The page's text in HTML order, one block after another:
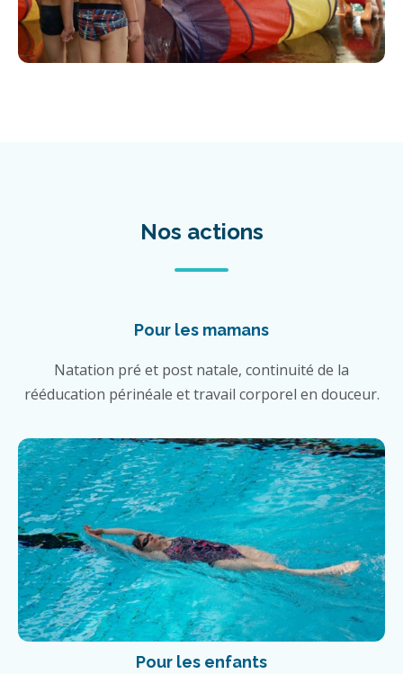
Nos actions
Pour les mamans
Natation pré et post natale, continuité de la
rééducation périnéale et travail corporel en douceur.
Pour les enfants